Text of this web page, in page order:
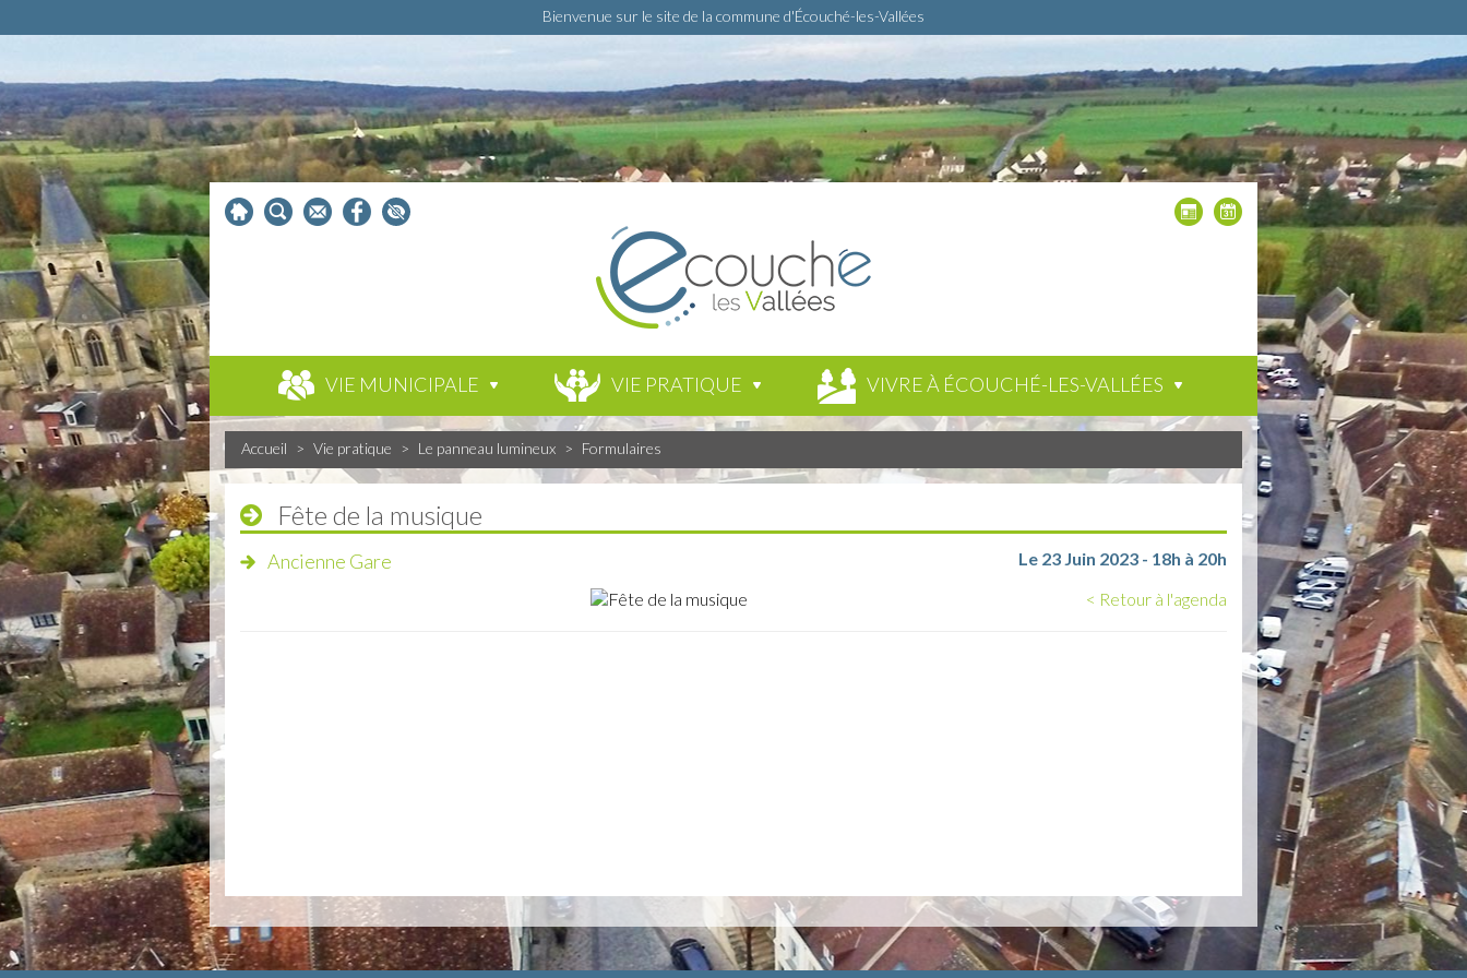
Bienvenue sur le site de la commune d'Écouché-les-Vallées
VIE MUNICIPALE VIE PRATIQUE VIVRE À ÉCOUCHÉ-LES-VALLÉES
Accueil > Vie pratique > Le panneau lumineux > Formulaires
Fête de la musique
Ancienne Gare
Le 23 Juin 2023 - 18h à 20h
< Retour à l'agenda